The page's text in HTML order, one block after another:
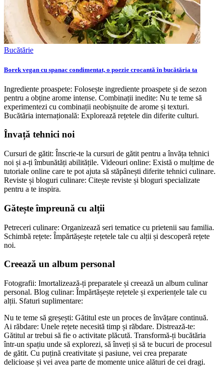
Bucătărie
Borek vegan cu spanac condimentat, o poezie crocantă în bucătăria ta
Ingrediente proaspete: Folosește ingrediente proaspete și de sezon
pentru a obține arome intense. Combinații inedite: Nu te teme să
experimentezi cu combinații neobișnuite de arome și texturi.
Bucătăria internațională: Explorează rețetele din diferite culturi.
Învață tehnici noi
Cursuri de gătit: Înscrie-te la cursuri de gătit pentru a învăța tehnici
noi și a-ți îmbunătăți abilitățile. Videouri online: Există o mulțime de
tutoriale online care te pot ajuta să stăpânești diferite tehnici culinare.
Reviste și bloguri culinare: Citește reviste și bloguri specializate
pentru a te inspira.
Gătește împreună cu alții
Petreceri culinare: Organizează seri tematice cu prietenii sau familia.
Schimbă rețete: Împărtășește rețetele tale cu alții și descoperă rețete
noi.
Creează un album personal
Fotografii: Imortalizează-ți preparatele și creează un album culinar
personal. Blog culinar: Împărtășește rețetele și experiențele tale cu
alții. Sfaturi suplimentare:
Nu te teme să greșești: Gătitul este un proces de învățare continuă.
Ai răbdare: Unele rețete necesită timp și răbdare. Distrează-te:
Gătitul ar trebui să fie o activitate plăcută. Transformă-ți bucătăria
într-un spațiu unde să explorezi, să înveți și să te bucuri de procesul
de gătit. Cu puțină creativitate și pasiune, vei crea preparate
delicioase și vei avea parte de momente unice alături de cei dragi.